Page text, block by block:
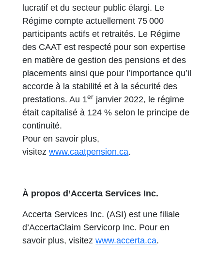
lucratif et du secteur public élargi. Le
Régime compte actuellement 75 000
participants actifs et retraités. Le Régime
des CAAT est respecté pour son expertise
en matière de gestion des pensions et des
placements ainsi que pour l’importance qu’il
accorde à la stabilité et à la sécurité des
prestations. Au 1er janvier 2022, le régime
était capitalisé à 124 % selon le principe de
continuité.
Pour en savoir plus,
visitezwww.caatpension.ca.
À propos d’Accerta Services Inc.
Accerta Services Inc. (ASI) est une filiale
d’AccertaClaim Servicorp Inc. Pour en
savoir plus, visitezwww.accerta.ca.